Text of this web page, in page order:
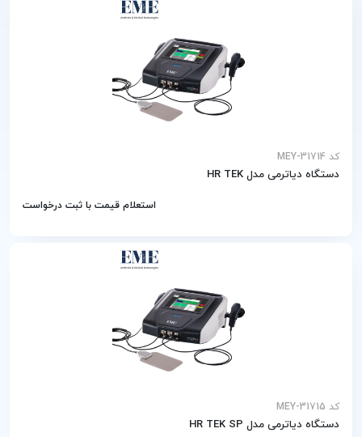
کد MEY-31714
دستگاه دیاترمی مدل HR TEK
استعلام قیمت با ثبت درخواست
کد MEY-31715
دستگاه دیاترمی مدل HR TEK SP